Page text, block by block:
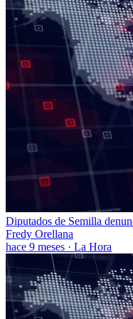
Diputados de Semilla
Fredy Orellana
hace 9 meses · La Hora